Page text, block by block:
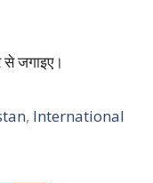
से जगाइए।
, International